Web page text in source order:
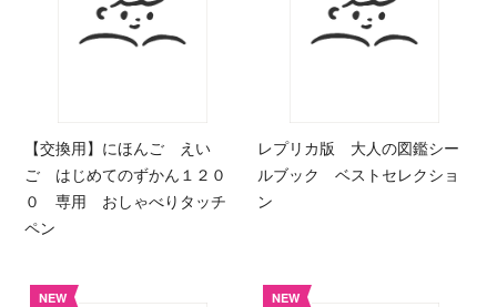
【交換用】にほんご えい
ご はじめてのずかん１２０
０ 専用 おしゃべりタッチ
ペン
レプリカ版 大人の図鑑シー
ルブック ベストセレクショ
ン
NEW NEW